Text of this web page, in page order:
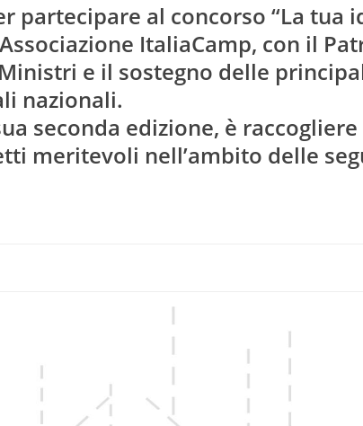
partecipare al concorso “La tua
Associazione ItaliaCamp, con il
e il sostegno delle
nazionali.
seconda edizione, è
meritevoli nell’ambito delle